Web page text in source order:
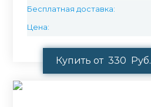
Бесплатная доставка:
Цена:
Купить от 330 Руб.